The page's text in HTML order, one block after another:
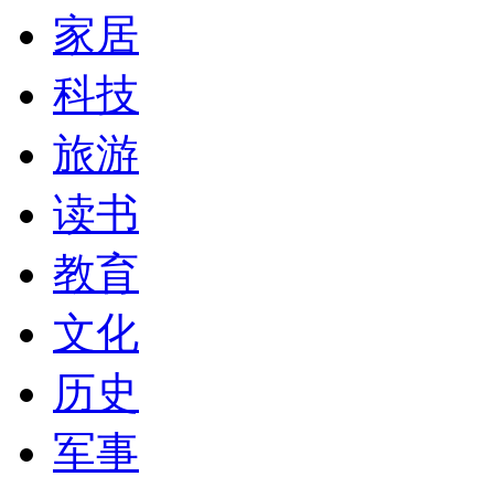
家居
科技
旅游
读书
教育
文化
历史
军事